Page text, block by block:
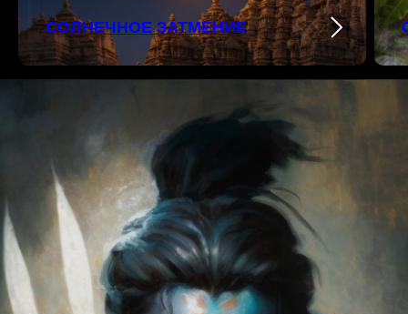
СОЛНЕЧНОЕ ЗАТМЕНИЕ